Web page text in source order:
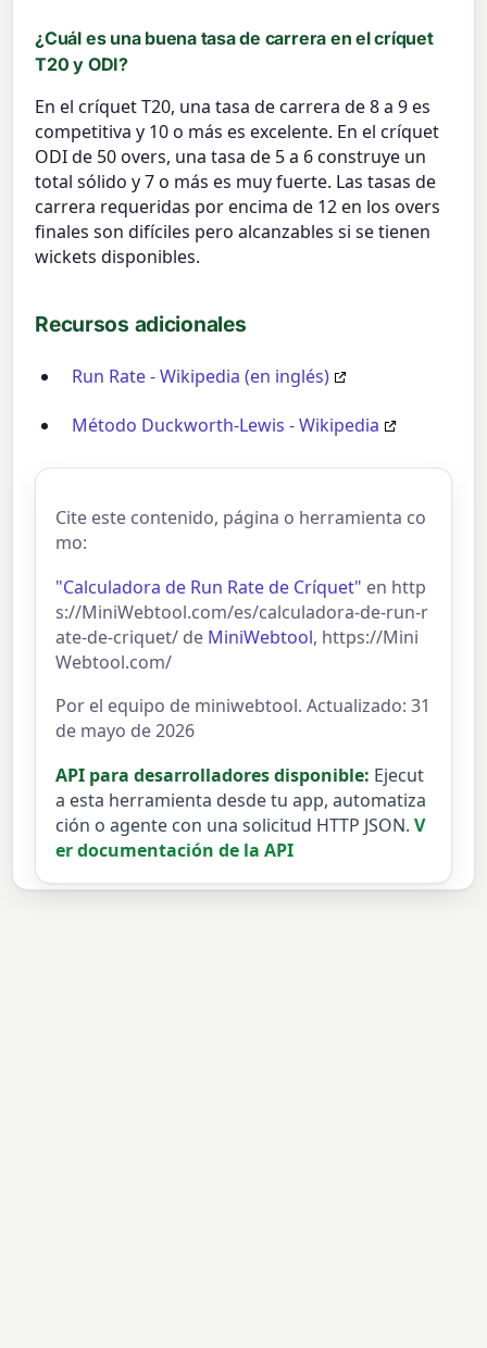
¿Cuál es una buena tasa de carrera en el críquet
T20 y ODI?
En el críquet T20, una tasa de carrera de 8 a 9 es
competitiva y 10 o más es excelente. En el críquet
ODI de 50 overs, una tasa de 5 a 6 construye un
total sólido y 7 o más es muy fuerte. Las tasas de
carrera requeridas por encima de 12 en los overs
finales son difíciles pero alcanzables si se tienen
wickets disponibles.
Recursos adicionales
Run Rate - Wikipedia (en inglés)
Método Duckworth-Lewis - Wikipedia
Cite este contenido, página o herramienta co
mo:
"Calculadora de Run Rate de Críquet" en http
s://MiniWebtool.com/es/calculadora-de-run-r
ate-de-criquet/ de MiniWebtool, https://Mini
Webtool.com/
Por el equipo de miniwebtool. Actualizado: 31
de mayo de 2026
API para desarrolladores disponible: Ejecut
a esta herramienta desde tu app, automatiza
ción o agente con una solicitud HTTP JSON. V
er documentación de la API